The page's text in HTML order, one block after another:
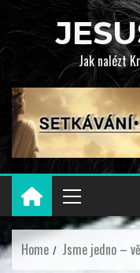
Jak nalézt
Home Jsme jedno –